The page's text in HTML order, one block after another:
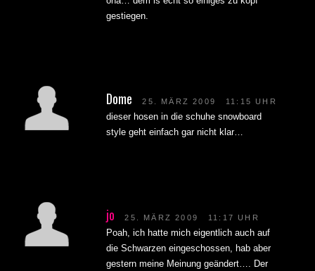
gestiegen.
Dome 25. MÄRZ 2009 11:15 UHR
dieser hosen in die schuhe snowboard
style geht einfach gar nicht klar…
jo 25. MÄRZ 2009 11:17 UHR
Poah, ich hatte mich eigentlich auch auf
die Schwarzen eingeschossen, hab aber
gestern meine Meinung geändert…. Der